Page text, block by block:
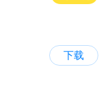
下载